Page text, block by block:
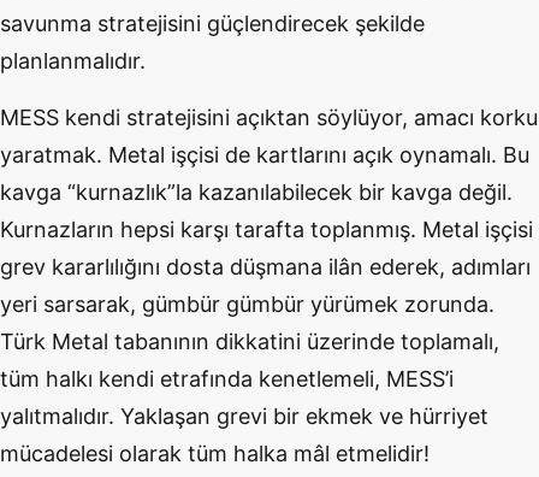
savunma stratejisini güçlendirecek şekilde
planlanmalıdır.
MESS kendi stratejisini açıktan söylüyor, amacı korku
yaratmak. Metal işçisi de kartlarını açık oynamalı. Bu
kavga “kurnazlık”la kazanılabilecek bir kavga değil.
Kurnazların hepsi karşı tarafta toplanmış. Metal işçisi
grev kararlılığını dosta düşmana ilân ederek, adımları
yeri sarsarak, gümbür gümbür yürümek zorunda.
Türk Metal tabanının dikkatini üzerinde toplamalı,
tüm halkı kendi etrafında kenetlemeli, MESS’i
yalıtmalıdır. Yaklaşan grevi bir ekmek ve hürriyet
mücadelesi olarak tüm halka mâl etmelidir!